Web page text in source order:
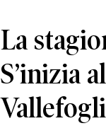
La
S’inizia